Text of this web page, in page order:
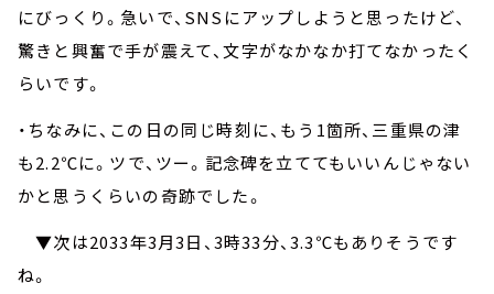
にびっくり。急いで、 SNS にアップしようと思ったけど、
驚きと興奮で手が震えて、文字がなかなか打てなかったく
らいです。
・ちなみに、この日の同じ時刻に、もう 1箇所、三重県の津
も2.2℃に。ツで、ツー。記念碑を立ててもいいんじゃない
かと思うくらいの奇跡でした。
▼次は2033年3月3日、3時33分、3.3℃もありそうです
ね。